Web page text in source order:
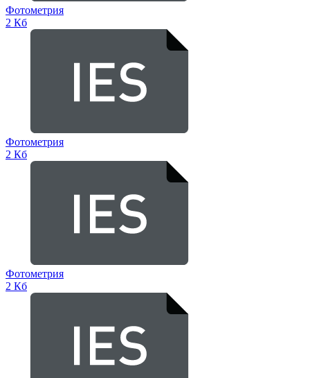
Фотометрия
2 Кб
Фотометрия
2 Кб
Фотометрия
2 Кб